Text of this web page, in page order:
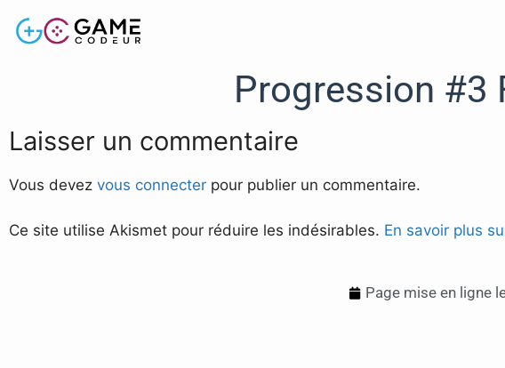
Progression #3
Laisser un commentaire
Vous devez vous connecter pour publier un commentaire.
Ce site utilise Akismet pour réduire les indésirables. En savoir plus
Page mise en ligne